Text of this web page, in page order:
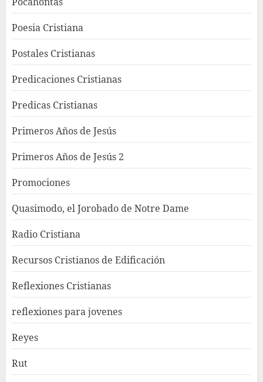
Poesia Cristiana
Postales Cristianas
Predicaciones Cristianas
Predicas Cristianas
Primeros Años de Jesús
Primeros Años de Jesús 2
Promociones
Quasimodo, el Jorobado de Notre Dame
Radio Cristiana
Recursos Cristianos de Edificación
Reflexiones Cristianas
reflexiones para jovenes
Reyes
Rut